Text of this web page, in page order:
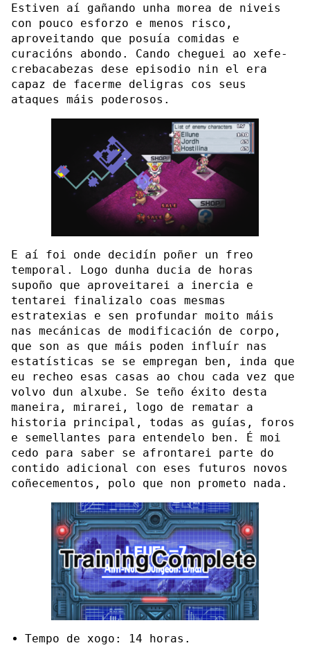
Estiven aí gañando unha morea de niveis
con pouco esforzo e menos risco,
aproveitando que posuía comidas e
curacións abondo. Cando cheguei ao xefe-
crebacabezas dese episodio nin el era
capaz de facerme deligras cos seus
ataques máis poderosos.
E aí foi onde decidín poñer un freo
temporal. Logo dunha ducia de horas
supoño que aproveitarei a inercia e
tentarei finalizalo coas mesmas
estratexias e sen profundar moito máis
nas mecánicas de modificación de corpo,
que son as que máis poden influír nas
estatísticas se se empregan ben, inda que
eu recheo esas casas ao chou cada vez que
volvo dun alxube. Se teño éxito desta
maneira, mirarei, logo de rematar a
historia principal, todas as guías, foros
e semellantes para entendelo ben. É moi
cedo para saber se afrontarei parte do
contido adicional con eses futuros novos
coñecementos, polo que non prometo nada.
Tempo de xogo: 14 horas.